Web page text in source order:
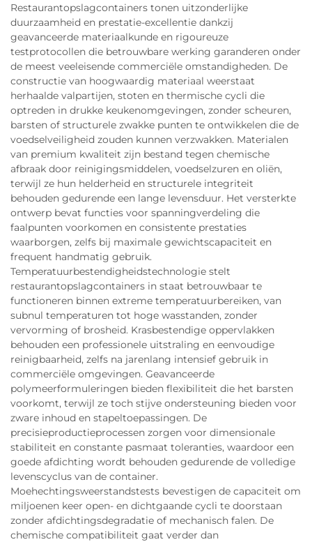
Restaurantopslagcontainers tonen uitzonderlijke
duurzaamheid en prestatie-excellentie dankzij
geavanceerde materiaalkunde en rigoureuze
testprotocollen die betrouwbare werking garanderen onder
de meest veeleisende commerciële omstandigheden. De
constructie van hoogwaardig materiaal weerstaat
herhaalde valpartijen, stoten en thermische cycli die
optreden in drukke keukenomgevingen, zonder scheuren,
barsten of structurele zwakke punten te ontwikkelen die de
voedselveiligheid zouden kunnen verzwakken. Materialen
van premium kwaliteit zijn bestand tegen chemische
afbraak door reinigingsmiddelen, voedselzuren en oliën,
terwijl ze hun helderheid en structurele integriteit
behouden gedurende een lange levensduur. Het versterkte
ontwerp bevat functies voor spanningverdeling die
faalpunten voorkomen en consistente prestaties
waarborgen, zelfs bij maximale gewichtscapaciteit en
frequent handmatig gebruik.
Temperatuurbestendigheidstechnologie stelt
restaurantopslagcontainers in staat betrouwbaar te
functioneren binnen extreme temperatuurbereiken, van
subnul temperaturen tot hoge wasstanden, zonder
vervorming of brosheid. Krasbestendige oppervlakken
behouden een professionele uitstraling en eenvoudige
reinigbaarheid, zelfs na jarenlang intensief gebruik in
commerciële omgevingen. Geavanceerde
polymeerformuleringen bieden flexibiliteit die het barsten
voorkomt, terwijl ze toch stijve ondersteuning bieden voor
zware inhoud en stapeltoepassingen. De
precisieproductieprocessen zorgen voor dimensionale
stabiliteit en constante pasmaat toleranties, waardoor een
goede afdichting wordt behouden gedurende de volledige
levenscyclus van de container.
Moehechtingsweerstandstests bevestigen de capaciteit om
miljoenen keer open- en dichtgaande cycli te doorstaan
zonder afdichtingsdegradatie of mechanisch falen. De
chemische compatibiliteit gaat verder dan